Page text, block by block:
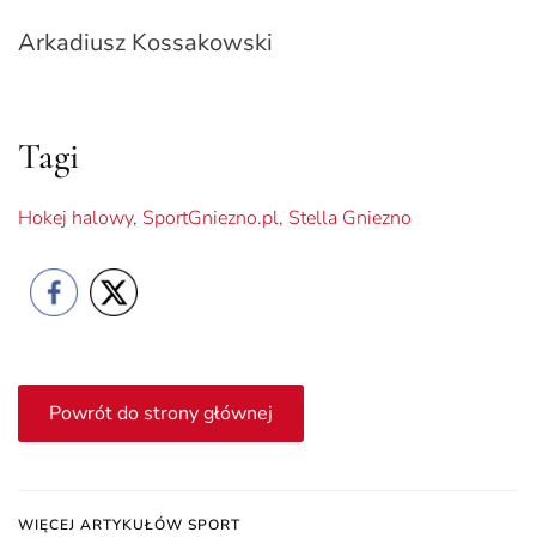
Arkadiusz Kossakowski
Tagi
Hokej halowy, SportGniezno.pl, Stella Gniezno
Powrót do strony głównej
WIĘCEJ ARTYKUŁÓW SPORT